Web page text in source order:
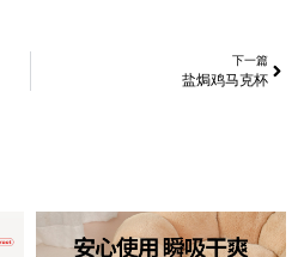
下一篇
盐焗鸡马克杯